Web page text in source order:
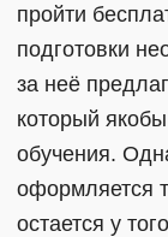
пройти
подготовки
за неё
который
обучения.
оформляется
остается у